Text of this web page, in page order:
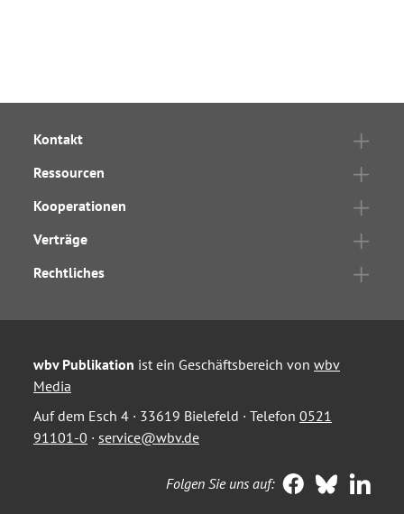
Kontakt
Ressourcen
Kooperationen
Verträge
Rechtliches
wbv Publikation ist ein Geschäftsbereich von wbv
Media
Auf dem Esch 4 · 33619 Bielefeld · Telefon 0521
91101-0 · service@wbv.de
Folgen Sie uns auf: